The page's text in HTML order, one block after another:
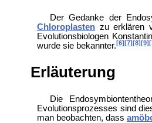
Der Gedanke der
Chloroplastenzu erklären
Evolutionsbiologen
wurde sie bekannter. [6] [7] [8] [9]
Erläuterung
Die
Evolutionsprozesses sind
man beobachten, dass